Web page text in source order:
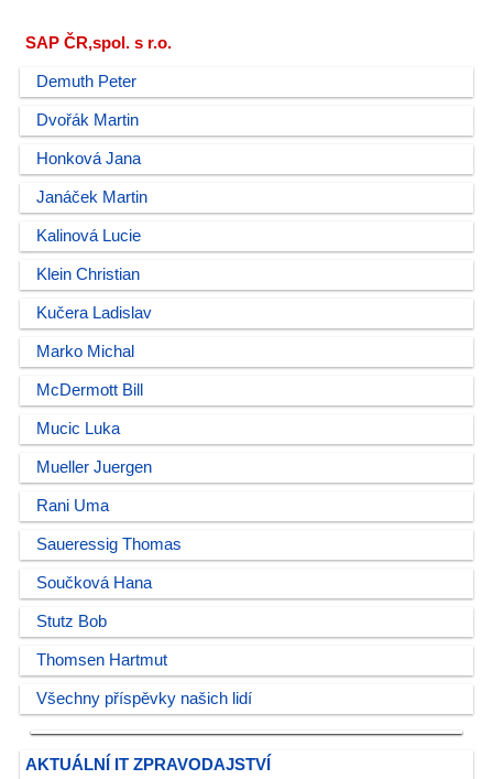
SAP ČR,spol. s r.o.
Demuth Peter
Dvořák Martin
Honková Jana
Janáček Martin
Kalinová Lucie
Klein Christian
Kučera Ladislav
Marko Michal
McDermott Bill
Mucic Luka
Mueller Juergen
Rani Uma
Saueressig Thomas
Součková Hana
Stutz Bob
Thomsen Hartmut
Všechny příspěvky našich lidí
AKTUÁLNÍ IT ZPRAVODAJSTVÍ